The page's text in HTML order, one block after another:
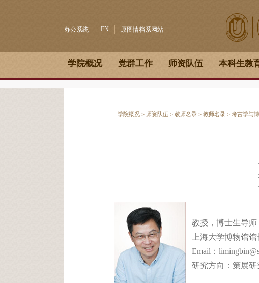
办公系统 EN 原图情档系网站
学院概况 党群工作 师资队伍 本科生教
学院概况 > 师资队伍 >教师名录 >教师名录 >考古学与
教授， 博士生导师
上海大学博物馆馆
Email：
研究方向：策展研